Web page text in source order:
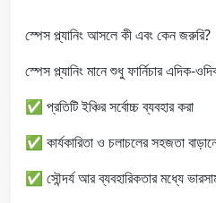
স্পেস প্ল্যানিং আসলে কী এবং কেন জরুরি?
স্পেস প্ল্যানিং মানে শুধু ফার্নিচার এদিক-
✅ প্রতিটি ইঞ্চির সর্বোচ্চ ব্যবহার করা
✅ কার্যকারিতা ও চলাচলের সহজতা
✅ সৌন্দর্য আর ব্যবহারিকতার মধ্যে